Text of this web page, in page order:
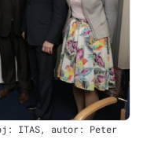
ITAS, autor: Peter